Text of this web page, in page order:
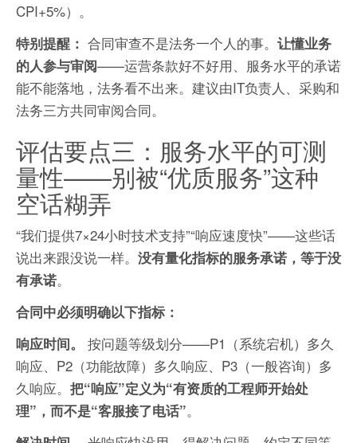
CPI+5%）。
特别提醒： 合同审查不是法务一个人的事。 让懂业务
的人参与审阅——运营条款好不好用、服务水平的承诺
能不能落地，法务看不出来。建议由IT负责人、采购和
法务三方共同审阅合同。
评估要点三：服务水平的可测
量性——别被“优质服务”这种
空话糊弄
“我们提供7×24小时技术支持”“响应速度快”——这些话
说出来跟没说一样。 没有量化指标的服务承诺，等于没
有承诺。
合同中必须明确以下指标：
响应时间。
按问题等级划分——P1（系统宕机）多久
响应、P2（功能故障）多久响应、P3（一般咨询）多
久响应。 把“响应”定义为“有资质的工程师开始处
理”，而不是“客服接了电话”。